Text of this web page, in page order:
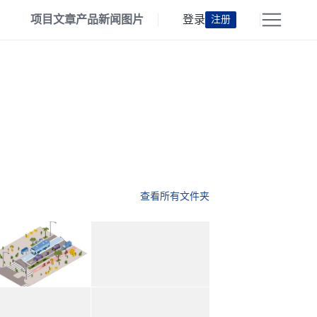
项目文章产品新闻 图片 登录 注册
查看所有文件夹